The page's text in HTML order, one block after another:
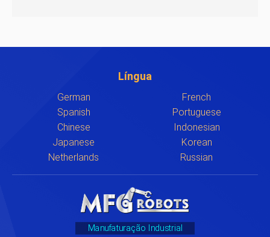
Língua
German
French
Spanish
Portuguese
Chinese
Indonesian
Japanese
Korean
Netherlands
Russian
Manufaturação Industrial